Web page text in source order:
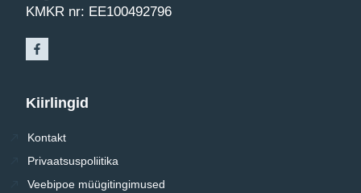
KMKR nr: EE100492796
Kiirlingid
Kontakt
Privaatsuspoliitika
Veebipoe müügitingimused